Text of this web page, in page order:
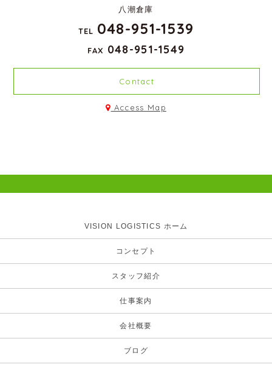
八潮倉庫
TEL 048-951-1539
FAX 048-951-1549
Contact
Access Map
VISION LOGISTICS ホーム
コンセプト
スタッフ紹介
仕事案内
会社概要
ブログ